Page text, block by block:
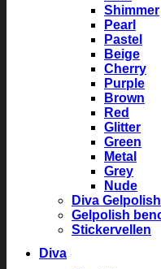
Shimmer
Pearl
Pastel
Beige
Cherry
Purple
Brown
Red
Glitter
Green
Metal
Grey
Nude
Diva Gelpolish
Gelpolish
Stickervellen
Diva